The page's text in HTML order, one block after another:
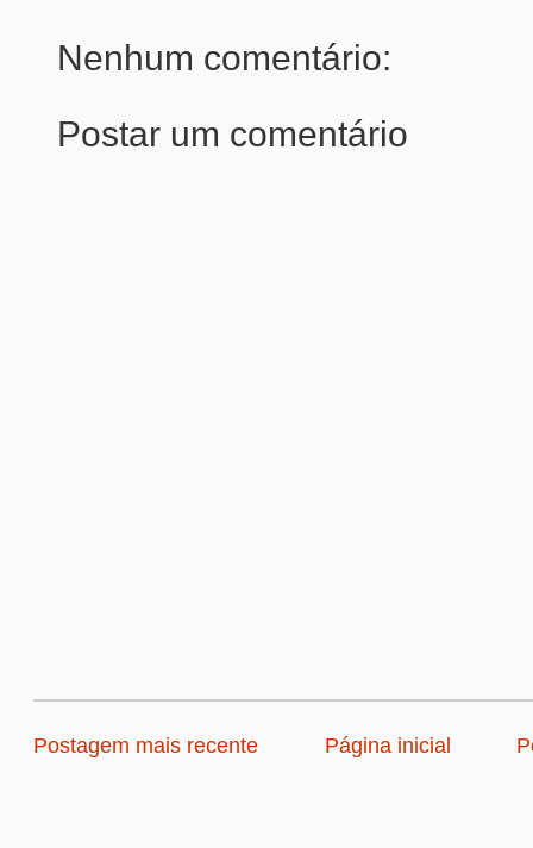
Nenhum comentário:
Postar um comentário
Postagem mais recente Página inicial